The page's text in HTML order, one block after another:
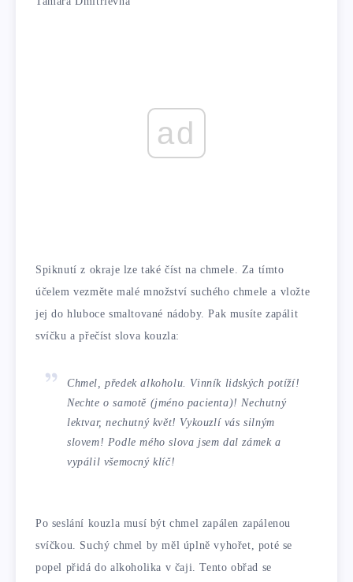
ad
Spiknutí z okraje lze také číst na chmele. Za tímto
účelem vezměte malé množství suchého chmele a vložte
jej do hluboce smaltované nádoby. Pak musíte zapálit
svíčku a přečíst slova kouzla:
Chmel, předek alkoholu. Vinník lidských potíží!
Nechte o samotě (jméno pacienta)! Nechutný
lektvar, nechutný květ! Vykouzlí vás silným
slovem! Podle mého slova jsem dal zámek a
vypálil všemocný klíč!
Po seslání kouzla musí být chmel zapálen zapálenou
svíčkou. Suchý chmel by měl úplně vyhořet, poté se
popel přidá do alkoholika v čaji. Tento obřad se